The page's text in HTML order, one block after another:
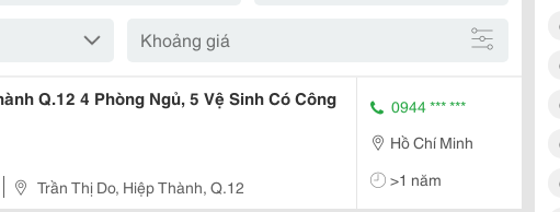
Khoảng giá
Q.12 4 Phòng Ngủ, 5 Vệ Sinh Có Công
Trần Thị Do, Hiệp Thành, Q.12
0944 *** ***
Hồ Chí Minh
>1 năm